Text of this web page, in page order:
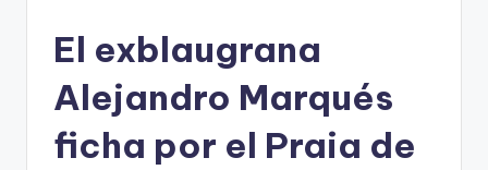
El exblaugrana
Alejandro Marqués
ficha por el Praia de